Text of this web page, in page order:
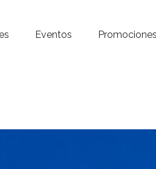
Eventos Promociones